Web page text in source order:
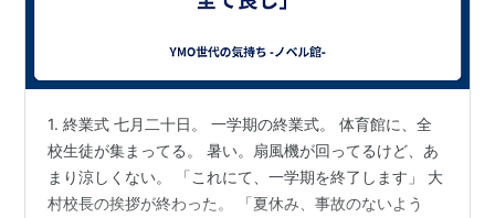
1. 終業式 七月二十日。 一学期の終業式。 体育館に、全
校生徒が集まってる。 暑い。扇風機が回ってるけど、あ
まり涼しくない。 「これにて、一学期を終了します」 大
村校長の挨拶が終わった。 「夏休み、事故のないよう